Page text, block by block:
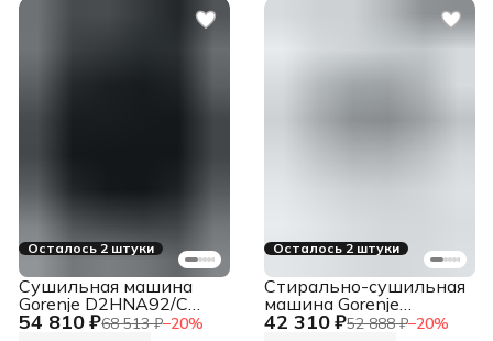
Осталось 2 штуки
54 810 ₽68 513 ₽−20%
Сушильная машина
Gorenje D2HNA92/C
серый, 9 кг, сушка -
Осталось 2 штуки
42 310 ₽52 888 ₽−20%
Стирально-сушильная
машина Gorenje
W3D2A854ADS/R